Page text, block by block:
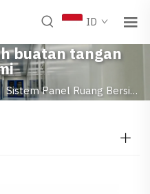
ID
buatan tangan
Sistem Panel Ruang Bersih >